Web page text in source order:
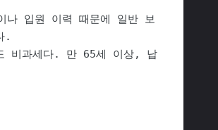
나 입원 이력 때문에 일반 보
.
비과세다. 만 65세 이상, 납